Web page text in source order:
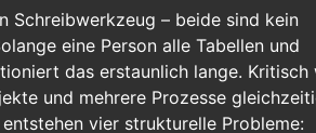
Schreibwerkzeug – beide sind kein
eine Person alle Tabellen und
das erstaunlich lange. Kritisch
und mehrere Prozesse
vier strukturelle Probleme: